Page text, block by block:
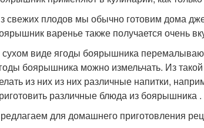
свежих плодов мы обычно готовим дома
варенье также получается очень
виде ягоды боярышника
боярышника можно измельчать. Из
из них из них различные напитки,
различные блюда из боярышника .
для домашнего приготовления